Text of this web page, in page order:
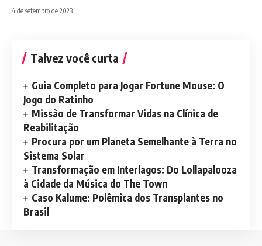
4 de setembro de 2023
Talvez você curta
Guia Completo para Jogar Fortune Mouse: O
Jogo do Ratinho
Missão de Transformar Vidas na Clínica de
Reabilitação
Procura por um Planeta Semelhante à Terra no
Sistema Solar
Transformação em Interlagos: Do Lollapalooza
à Cidade da Música do The Town
Caso Kalume: Polêmica dos Transplantes no
Brasil